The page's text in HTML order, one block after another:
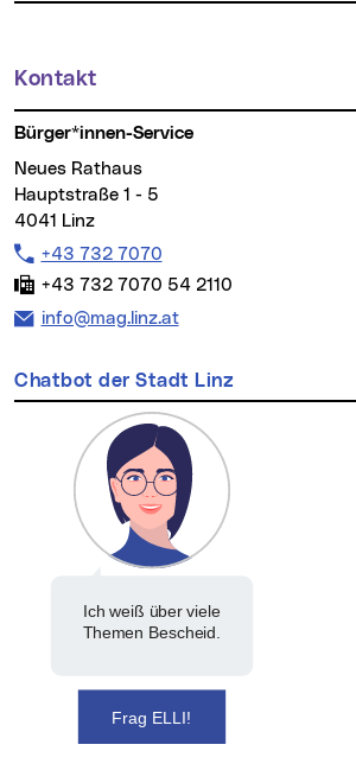
Weitere Informationen
Kontakt
Bürger*innen-Service
Neues Rathaus
Hauptstraße 1 - 5
4041 Linz
Telefon:
+43 732 7070
Fax:
+43 732 7070 54 2110
E-Mail Adresse:
info@mag.linz.at
Chatbot der Stadt Linz
Ich weiß über viele
Themen Bescheid.
Frag ELLI!